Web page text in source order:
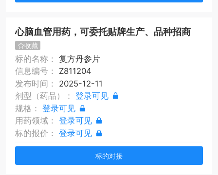
心脑血管用药，可委托贴牌生产、品种招商
收藏
标的名称：复方丹参片
信息编号： Z811204
发布时间： 2025-12-11
剂型（药品）：登录可见
规格：登录可见
用药领域：登录可见
标的报价：登录可见
标的对接